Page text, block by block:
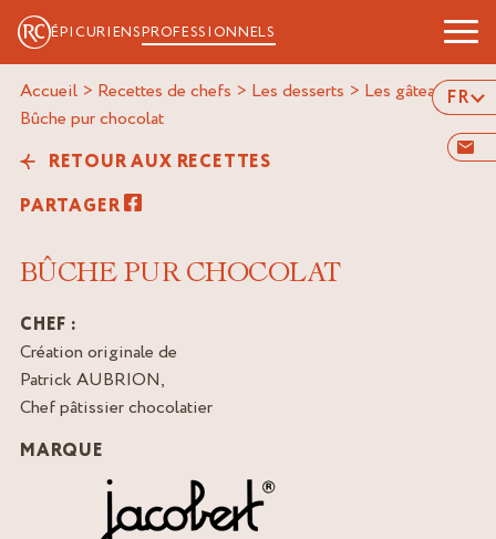
ÉPICURIENSPROFESSIONNELS
FR
Accueil > Recettes de chefs > Les desserts > Les gâteaux>
bûche pur chocolat
RETOUR AUX RECETTES
PARTAGER
BÛCHE PUR CHOCOLAT
CHEF :
Création originale de
Patrick AUBRION,
Chef pâtissier chocolatier
MARQUE